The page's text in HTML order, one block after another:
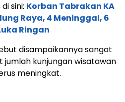
sini: Korban Tabrakan KA
Raya, 4 Meninggal, 6
Ringan
disampaikannya sangat
jumlah kunjungan wisatawan
meningkat.